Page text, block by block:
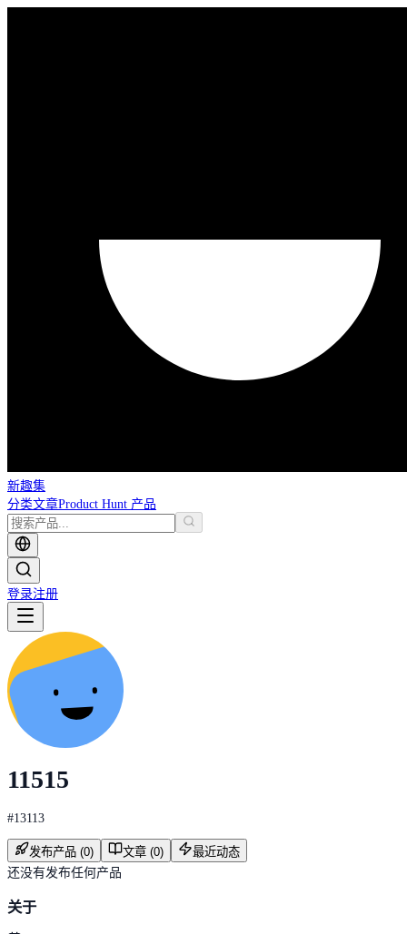
新趣集
分类文章Product Hunt 产品
登录注册
11515
#13113
发布产品 (0) 文章 (0)
最近动态
还没有发布任何产品
关于